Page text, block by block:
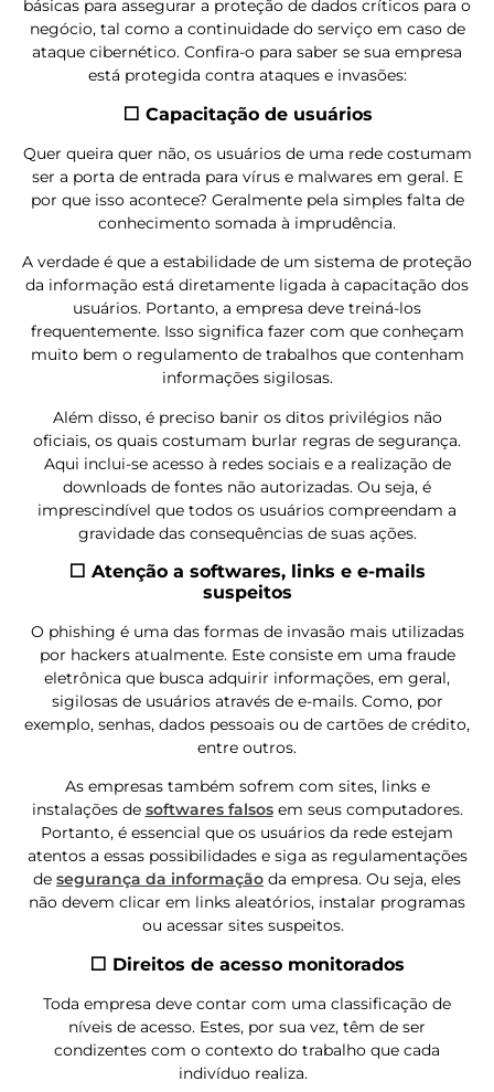
básicas para assegurar a proteção de dados críticos para o
negócio, tal como a continuidade do serviço em caso de
ataque cibernético. Confira-o para saber se sua empresa
está protegida contra ataques e invasões:
⬜ Capacitação de usuários
Quer queira quer não, os usuários de uma rede costumam
ser a porta de entrada para vírus e malwares em geral. E
por que isso acontece? Geralmente pela simples falta de
conhecimento somada à imprudência.
A verdade é que a estabilidade de um sistema de proteção
da informação está diretamente ligada à capacitação dos
usuários. Portanto, a empresa deve treiná-los
frequentemente. Isso significa fazer com que conheçam
muito bem o regulamento de trabalhos que contenham
informações sigilosas.
Além disso, é preciso banir os ditos privilégios não
oficiais, os quais costumam burlar regras de segurança.
Aqui inclui-se acesso à redes sociais e a realização de
downloads de fontes não autorizadas. Ou seja, é
imprescindível que todos os usuários compreendam a
gravidade das consequências de suas ações.
⬜ Atenção a softwares, links e e-mails
suspeitos
O phishing é uma das formas de invasão mais utilizadas
por hackers atualmente. Este consiste em uma fraude
eletrônica que busca adquirir informações, em geral,
sigilosas de usuários através de e-mails. Como, por
exemplo, senhas, dados pessoais ou de cartões de crédito,
entre outros.
As empresas também sofrem com sites, links e
instalações de softwares falsosem seus computadores.
Portanto, é essencial que os usuários da rede estejam
atentos a essas possibilidades e siga as regulamentações
de segurança da informação da empresa. Ou seja, eles
não devem clicar em links aleatórios, instalar programas
ou acessar sites suspeitos.
⬜ Direitos de acesso monitorados
Toda empresa deve contar com uma classificação de
níveis de acesso. Estes, por sua vez, têm de ser
condizentes com o contexto do trabalho que cada
indivíduo realiza.